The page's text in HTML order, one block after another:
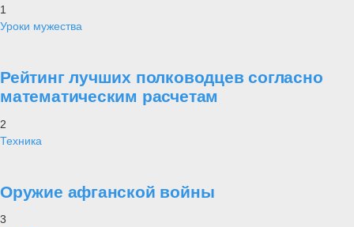
1
Уроки мужества
Рейтинг лучших полководцев согласно
математическим расчетам
2
Техника
Оружие афганской войны
3